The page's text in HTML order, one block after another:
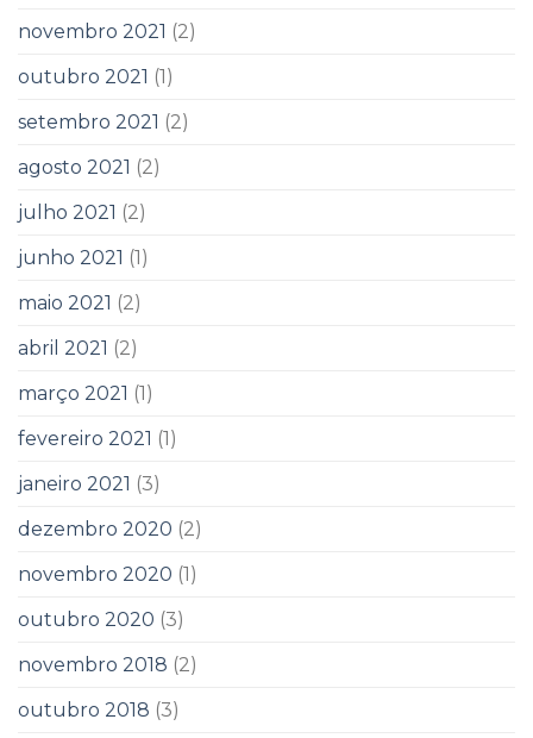
novembro 2021 (2)
outubro 2021 (1)
setembro 2021 (2)
agosto 2021 (2)
julho 2021 (2)
junho 2021 (1)
maio 2021 (2)
abril 2021 (2)
março 2021 (1)
fevereiro 2021 (1)
janeiro 2021 (3)
dezembro 2020 (2)
novembro 2020 (1)
outubro 2020 (3)
novembro 2018 (2)
outubro 2018 (3)